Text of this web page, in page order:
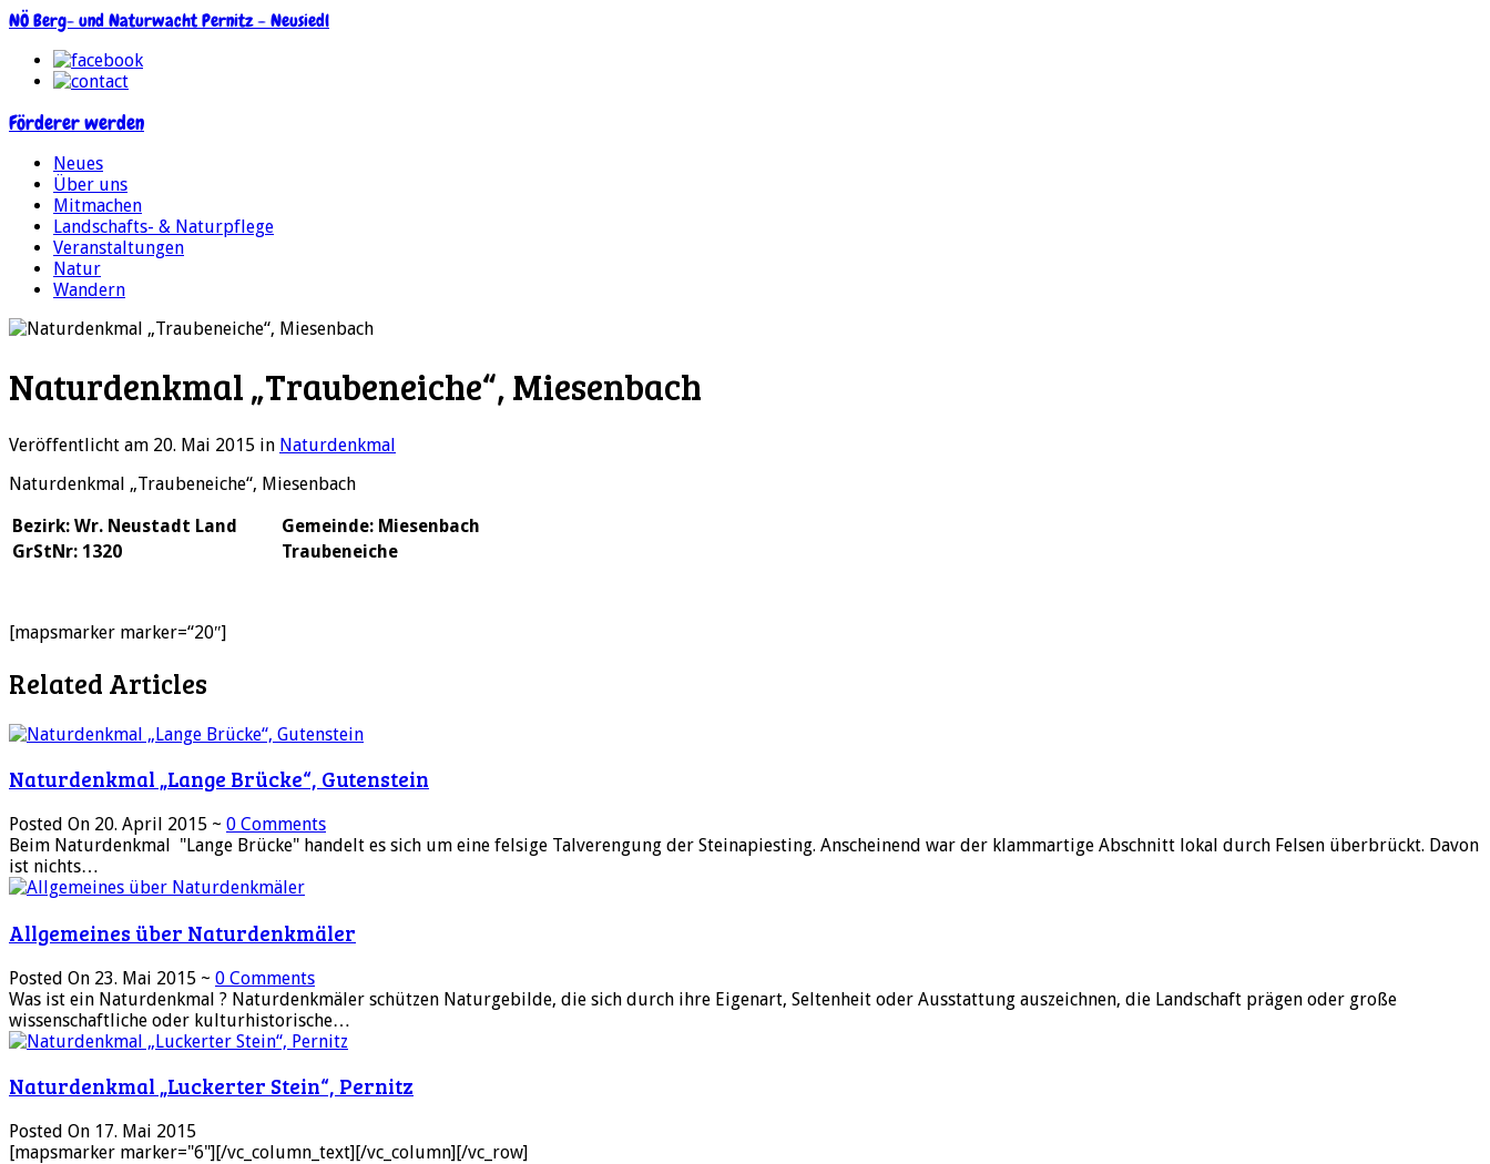
NÖ Berg- und Naturwacht Pernitz – Neusiedl
Förderer werden
Neues
Über uns
Mitmachen
Landschafts- & Naturpflege
Veranstaltungen
Natur
Wandern
Naturdenkmal „Traubeneiche“, Miesenbach
Veröffentlicht am 20. Mai 2015 in Naturdenkmal
Naturdenkmal „Traubeneiche“, Miesenbach
Bezirk: Wr. Neustadt Land
Gemeinde: Miesenbach
GrStNr: 1320
Traubeneiche
[mapsmarker marker=“20″]
Related Articles
Naturdenkmal „Lange Brücke“, Gutenstein
Posted On 20. April 2015 ~ 0 Comments
Beim Naturdenkmal "Lange Brücke" handelt es sich um eine felsige Talverengung der Steinapiesting. Anscheinend war der klammartige Abschnitt lokal durch Felsen überbrückt. Davon
ist nichts…
Allgemeines über Naturdenkmäler
Posted On 23. Mai 2015 ~ 0 Comments
Was ist ein Naturdenkmal ? Naturdenkmäler schützen Naturgebilde, die sich durch ihre Eigenart, Seltenheit oder Ausstattung auszeichnen, die Landschaft prägen oder große
wissenschaftliche oder kulturhistorische…
Naturdenkmal „Luckerter Stein“, Pernitz
Posted On 17. Mai 2015
[mapsmarker marker="6"][/vc_column_text][/vc_column][/vc_row]